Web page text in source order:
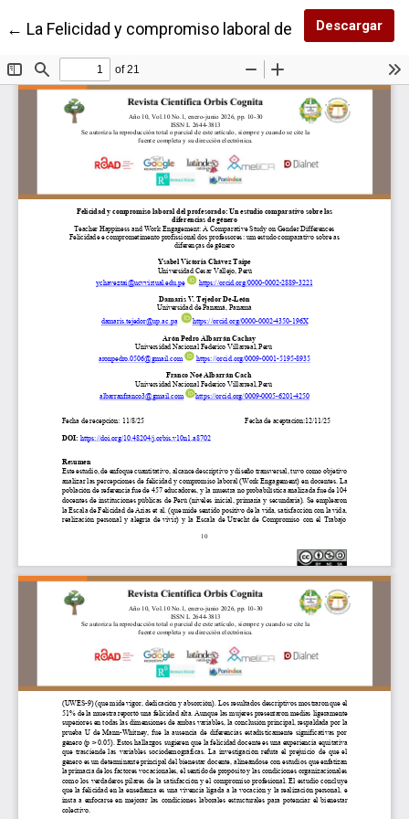
← Volver a los detalles del artículo
La Felicidad y compromiso laboral del profesorado
Descargar